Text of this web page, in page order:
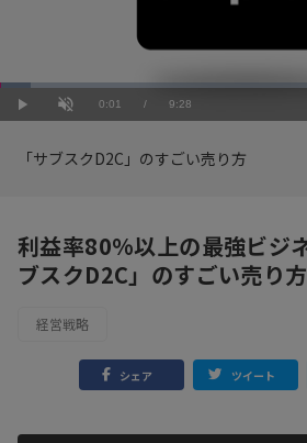
Play UnmuteCurrent
0:01 / Duration
9:28
Loaded:
6.34%
「サブスクD2C」のすごい売り方
利益率80%以上の最強ビジ
ブスクD2C」のすごい売り方
経営戦略
シェア ツイート